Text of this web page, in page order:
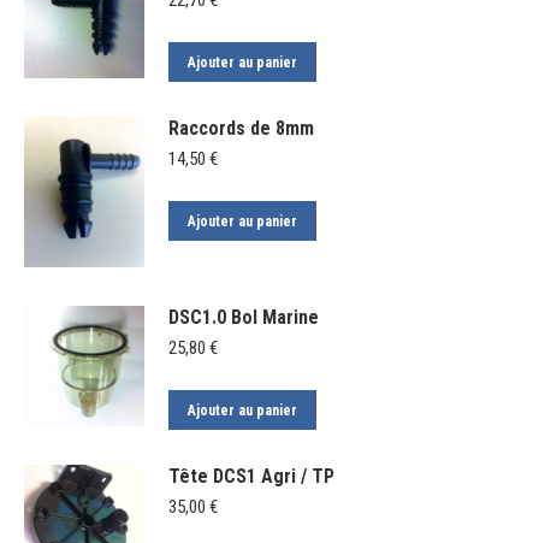
Ajouter au panier
Raccords de 8mm
14,50 €
Ajouter au panier
DSC1.0 Bol Marine
25,80 €
Ajouter au panier
Tête DCS1 Agri / TP
35,00 €